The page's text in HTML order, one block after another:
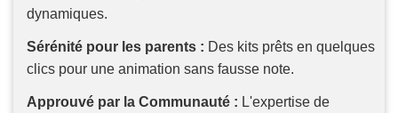
dynamiques.
Sérénité pour les parents : Des kits prêts en quelques
clics pour une animation sans fausse note.
Approuvé par la Communauté : L'expertise de